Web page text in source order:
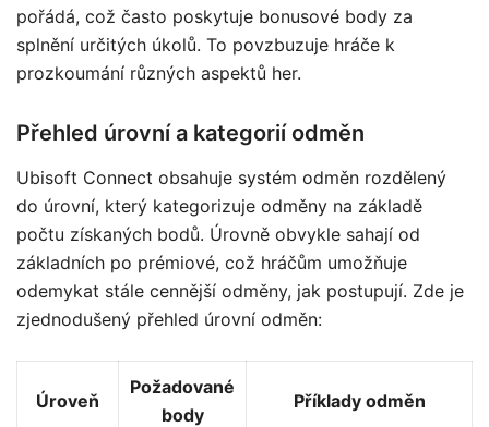
pořádá, což často poskytuje bonusové body za
splnění určitých úkolů. To povzbuzuje hráče k
prozkoumání různých aspektů her.
Přehled úrovní a kategorií odměn
Ubisoft Connect obsahuje systém odměn rozdělený
do úrovní, který kategorizuje odměny na základě
počtu získaných bodů. Úrovně obvykle sahají od
základních po prémiové, což hráčům umožňuje
odemykat stále cennější odměny, jak postupují. Zde je
zjednodušený přehled úrovní odměn:
Úroveň
Požadované
body
Příklady odměn